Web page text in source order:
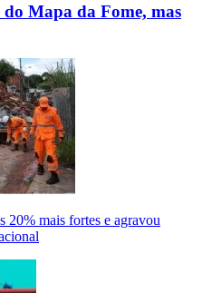
Mapa da Fome, mas
20% mais fortes e agravou